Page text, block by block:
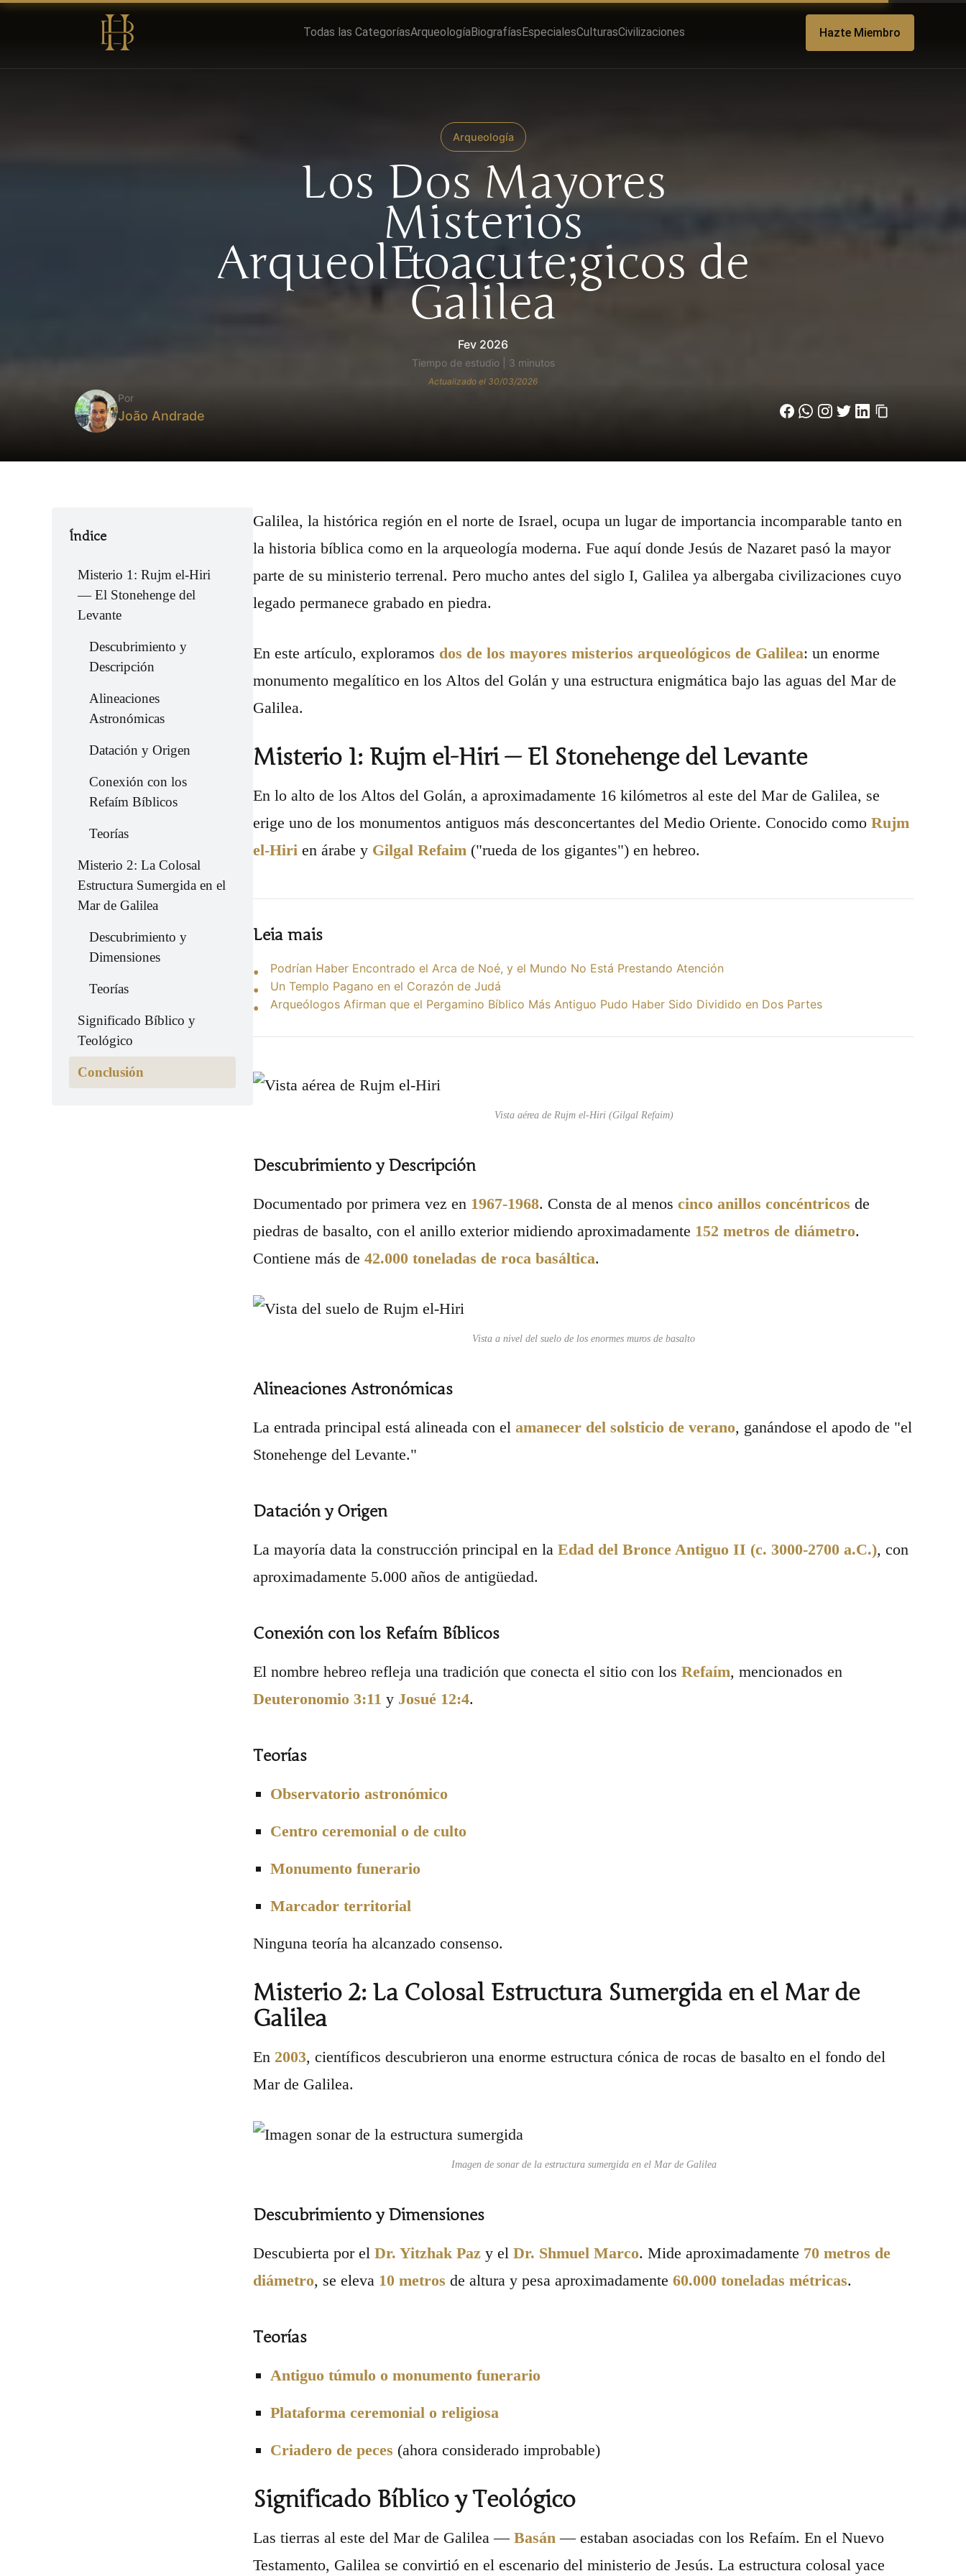
Todas las CategoríasArqueologíaBiografíasEspecialesCulturasCivilizaciones Hazte Miembro
Arqueología
Los Dos Mayores
Misterios
Arqueol&oacute;gicos de
Galilea
Fev 2026
Tiempo de estudio | 3 minutos
Actualizado el 30/03/2026
Por
João Andrade
Índice
Misterio 1: Rujm el-Hiri
— El Stonehenge del
Levante
Descubrimiento y
Descripción
Alineaciones
Astronómicas
Datación y Origen
Conexión con los
Refaím Bíblicos
Teorías
Misterio 2: La Colosal
Estructura Sumergida en el
Mar de Galilea
Descubrimiento y
Dimensiones
Teorías
Significado Bíblico y
Teológico
Conclusión
Galilea, la histórica región en el norte de Israel, ocupa un lugar de importancia incomparable tanto en
la historia bíblica como en la arqueología moderna. Fue aquí donde Jesús de Nazaret pasó la mayor
parte de su ministerio terrenal. Pero mucho antes del siglo I, Galilea ya albergaba civilizaciones cuyo
legado permanece grabado en piedra.
En este artículo, exploramos dos de los mayores misterios arqueológicos de Galilea: un enorme
monumento megalítico en los Altos del Golán y una estructura enigmática bajo las aguas del Mar de
Galilea.
Misterio 1: Rujm el-Hiri — El Stonehenge del Levante
En lo alto de los Altos del Golán, a aproximadamente 16 kilómetros al este del Mar de Galilea, se
erige uno de los monumentos antiguos más desconcertantes del Medio Oriente. Conocido como Rujm
el-Hiri en árabe y Gilgal Refaim ("rueda de los gigantes") en hebreo.
Leia mais
Podrían Haber Encontrado el Arca de Noé, y el Mundo No Está Prestando Atención
Un Templo Pagano en el Corazón de Judá
Arqueólogos Afirman que el Pergamino Bíblico Más Antiguo Pudo Haber Sido Dividido en Dos Partes
Vista aérea de Rujm el-Hiri (Gilgal Refaim)
Descubrimiento y Descripción
Documentado por primera vez en 1967-1968. Consta de al menos cinco anillos concéntricos de
piedras de basalto, con el anillo exterior midiendo aproximadamente 152 metros de diámetro.
Contiene más de 42.000 toneladas de roca basáltica.
Vista a nivel del suelo de los enormes muros de basalto
Alineaciones Astronómicas
La entrada principal está alineada con el amanecer del solsticio de verano, ganándose el apodo de "el
Stonehenge del Levante."
Datación y Origen
La mayoría data la construcción principal en la Edad del Bronce Antiguo II (c. 3000-2700 a.C.), con
aproximadamente 5.000 años de antigüedad.
Conexión con los Refaím Bíblicos
El nombre hebreo refleja una tradición que conecta el sitio con los Refaím, mencionados en
Deuteronomio 3:11 y Josué 12:4.
Teorías
Observatorio astronómico
Centro ceremonial o de culto
Monumento funerario
Marcador territorial
Ninguna teoría ha alcanzado consenso.
Misterio 2: La Colosal Estructura Sumergida en el Mar de
Galilea
En 2003, científicos descubrieron una enorme estructura cónica de rocas de basalto en el fondo del
Mar de Galilea.
Imagen de sonar de la estructura sumergida en el Mar de Galilea
Descubrimiento y Dimensiones
Descubierta por el Dr. Yitzhak Paz y el Dr. Shmuel Marco. Mide aproximadamente 70 metros de
diámetro, se eleva 10 metros de altura y pesa aproximadamente 60.000 toneladas métricas.
Teorías
Antiguo túmulo o monumento funerario
Plataforma ceremonial o religiosa
Criadero de peces (ahora considerado improbable)
Significado Bíblico y Teológico
Las tierras al este del Mar de Galilea — Basán — estaban asociadas con los Refaím. En el Nuevo
Testamento, Galilea se convirtió en el escenario del ministerio de Jesús. La estructura colosal yace